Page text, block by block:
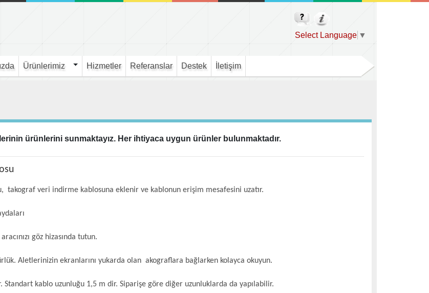
Select Language ▼
Ürünlerimiz Hizmetler Referanslar Destek İletişim
ürünlerini sunmaktayız. Her ihtiyaca uygun ürünler bulunmaktadır.
takograf veri indirme kablosuna eklenir ve kablonun erişim mesafesini uzatır.
göz hizasında tutun.
Aletlerinizin ekranlarını yukarda olan akograflara bağlarken kolayca okuyun.
Standart kablo uzunluğu 1,5 m dir. Siparişe göre diğer uzunluklarda da yapılabilir.